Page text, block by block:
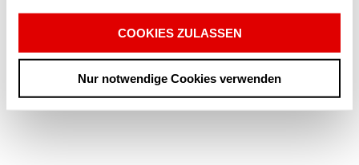
COOKIES ZULASSEN
Nur notwendige Cookies verwenden